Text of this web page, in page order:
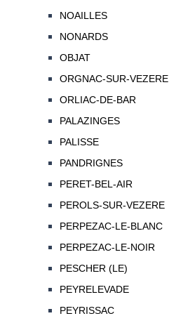
NOAILLES
NONARDS
OBJAT
ORGNAC-SUR-VEZERE
ORLIAC-DE-BAR
PALAZINGES
PALISSE
PANDRIGNES
PERET-BEL-AIR
PEROLS-SUR-VEZERE
PERPEZAC-LE-BLANC
PERPEZAC-LE-NOIR
PESCHER (LE)
PEYRELEVADE
PEYRISSAC